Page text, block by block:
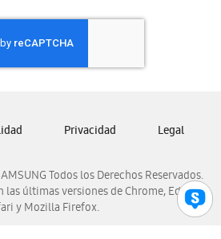
Honduras
Nicaragua
Panamá
Venezuela
Todos los Derechos Reservados.
las últimas versiones de Chrome, Edge,
y Mozilla Firefox.
Privacidad Legal